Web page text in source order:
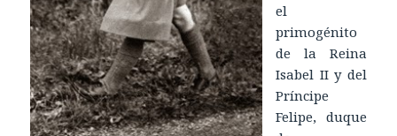
el
primogénito
de la Reina
Isabel II y del
Príncipe
Felipe, duque